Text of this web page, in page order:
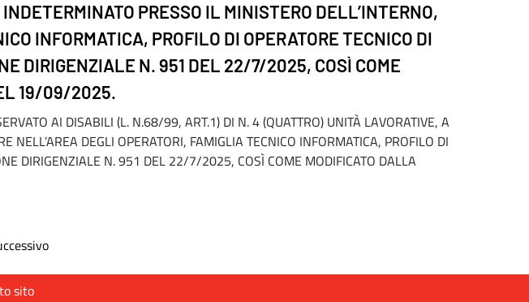
PRESSO IL MINISTERO DELL’INTERNO,
INFORMATICA, PROFILO DI OPERATORE TECNICO DI
DIRIGENZIALE N. 951 DEL 22/7/2025, COSÌ COME
19/09/2025.
AI DISABILI (L. N.68/99, ART.1) DI N. 4 (QUATTRO) UNITÀ LAVORATIVE, A
DEGLI OPERATORI, FAMIGLIA TECNICO INFORMATICA, PROFILO DI
DIRIGENZIALE N. 951 DEL 22/7/2025, COSÌ COME MODIFICATO DALLA
sito